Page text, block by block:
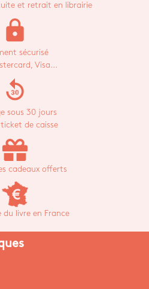
et retrait en librairie
lock
sécurisé
Visa...
replay_30
sous 30 jours
de caisse
cadeaux offerts
du livre en France